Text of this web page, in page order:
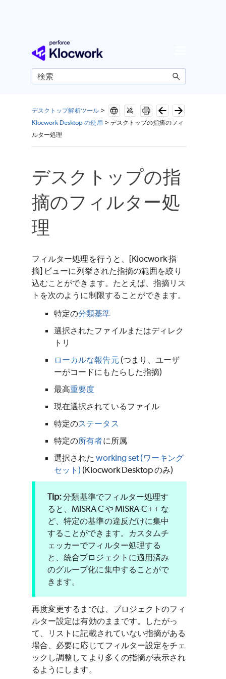
メイン コンテンツにスキップ
デスクトップ解析ツール>
Klocwork Desktop の使用 > デスクトップの指摘のフィ
ルター処理
デスクトップの指
摘のフィルター処
理
フィルター処理を行うと、[Klocwork 指
摘] ビューに列挙された指摘の範囲を絞り
込むことができます。たとえば、指摘リス
トを次のように制限することができます。
特定の分類基準
選択されたファイルまたはディレク
トリ
ローカルな報告元 (つまり、ユーザ
ーがコードにもたらした指摘)
最高重要度
現在選択されているファイル
特定のステータス
特定の所有者に所属
選択されたworking set (ワーキング
セット) (Klocwork Desktop のみ)
分類基準でフィルター処理す
ると、MISRA C や MISRA C++ な
ど、特定の基準の違反だけに集中
することができます。カスタムチ
ェッカーでフィルター処理する
と、統合プロジェクトに適用済み
のグループ化に集中することがで
きます。
再度変更するまでは、プロジェクトのフィ
ルター設定は有効のままです。したがっ
て、リストに記載されていない指摘がある
場合、必要に応じてフィルター設定をチェ
ックし調整してより多くの指摘が表示され
るようにします。